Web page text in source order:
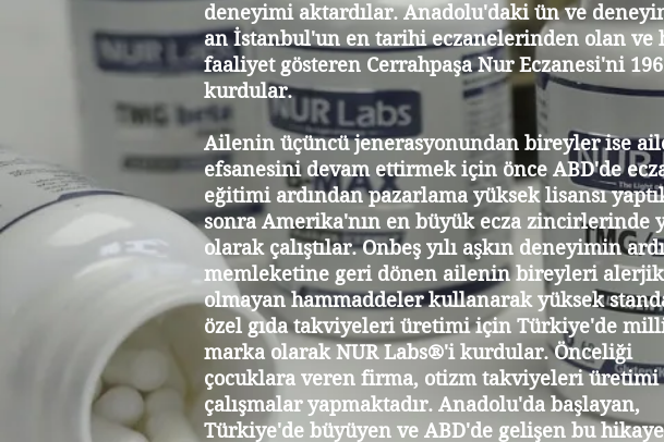
deneyimi aktardılar. Anadolu'daki ün ve
an İstanbul'un en tarihi eczanelerinden olan ve
faaliyet gösteren Cerrahpaşa Nur Eczanesi'ni
kurdular.
Ailenin üçüncü jenerasyonundan bireyler ise
efsanesini devam ettirmek için önce ABD'de
eğitimi ardından pazarlama yüksek lisansı
sonra Amerika'nın en büyük ecza zincirlerinde
olarak çalıştılar. Onbeş yılı aşkın deneyimin
memleketine geri dönen ailenin bireyleri alerjik
olmayan hammaddeler kullanarak yüksek
özel gıda takviyeleri üretimi için Türkiye'de
marka olarak NUR Labs®'i kurdular. Önceliği
çocuklara veren firma, otizm takviyeleri
çalışmalar yapmaktadır. Anadolu'da başlayan,
Türkiye'de büyüyen ve ABD'de gelişen bu hikaye